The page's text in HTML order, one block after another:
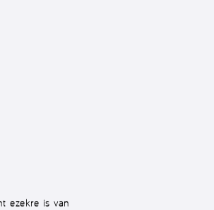
ezekre is van